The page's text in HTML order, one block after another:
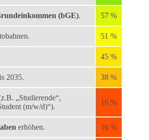
(bGE). 57 %
51 %
45 %
2035. 38 %
„Studierende“,
(m/w/d)“).
16 %
erhöhen. 16 %